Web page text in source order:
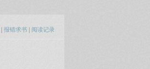
| 报错求书 | 阅读记录